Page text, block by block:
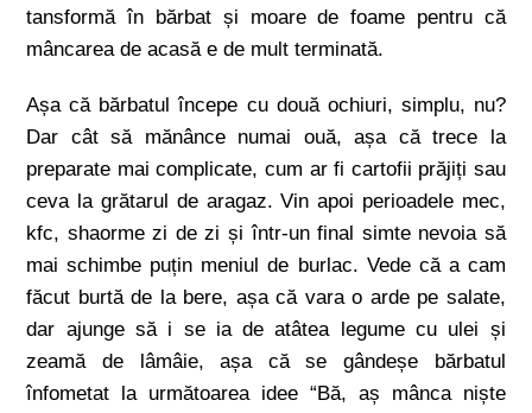
tansformă în bărbat și moare de foame pentru că
mâncarea de acasă e de mult terminată.
Așa că bărbatul începe cu două ochiuri, simplu, nu?
Dar cât să mănânce numai ouă, așa că trece la
preparate mai complicate, cum ar fi cartofii prăjiți sau
ceva la grătarul de aragaz. Vin apoi perioadele mec,
kfc, shaorme zi de zi și într-un final simte nevoia să
mai schimbe puțin meniul de burlac. Vede că a cam
făcut burtă de la bere, așa că vara o arde pe salate,
dar ajunge să i se ia de atâtea legume cu ulei și
zeamă de lâmâie, așa că se gândeșe bărbatul
înfometat la următoarea idee “Bă, aș mânca niște